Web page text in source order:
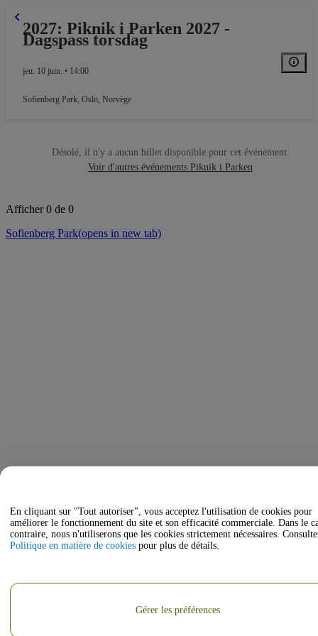
2027: Piknik i Parken 2027 -
Dagspass torsdag
jeu. 10 juin. • 14:00
Sofienberg Park, Oslo, Norvège
Désolé, il n'y a aucun billet disponible pour cet événement.
Voir d'autres événements Piknik i Parken
Afficher 0 de 0
Sofienberg Park(opens in new tab)
En cliquant sur "Tout autoriser", vous acceptez l'utilisation de cookies pour
améliorer le fonctionnement du site et son efficacité commerciale. Dans le
contraire, nous n'utiliserons que les cookies strictement nécessaires.
Politique en matière de cookies pour plus de détails.
Gérer les préférences